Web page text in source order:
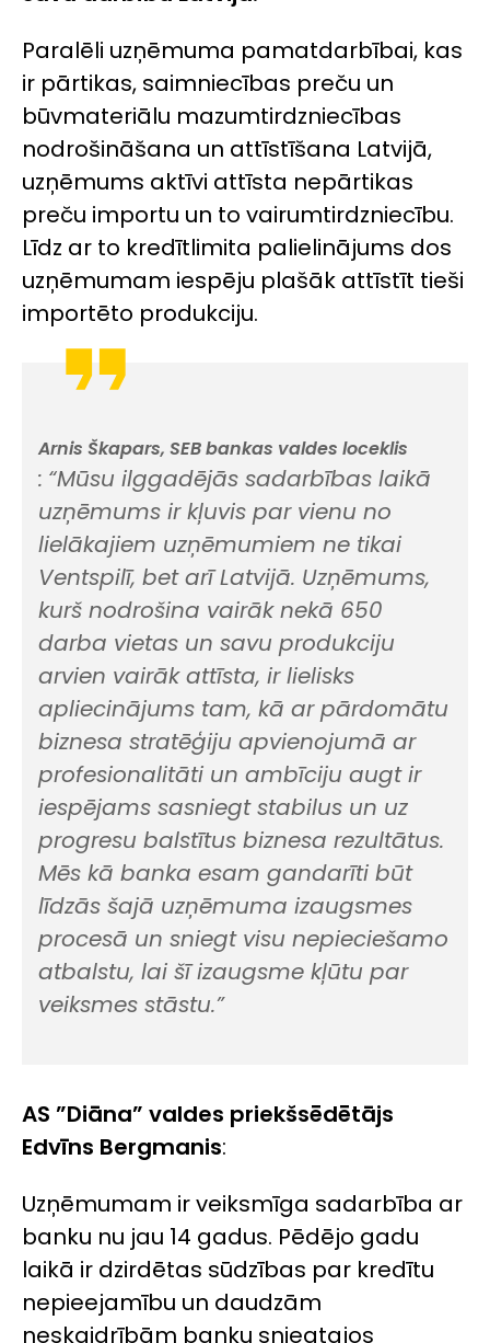
Paralēli uzņēmuma pamatdarbībai, kas
ir pārtikas, saimniecības preču un
būvmateriālu mazumtirdzniecības
nodrošināšana un attīstīšana Latvijā,
uzņēmums aktīvi attīsta nepārtikas
preču importu un to vairumtirdzniecību.
Līdz ar to kredītlimita palielinājums dos
uzņēmumam iespēju plašāk attīstīt tieši
importēto produkciju.
Arnis Škapars, SEB bankas valdes loceklis
: “Mūsu ilggadējās sadarbības laikā
uzņēmums ir kļuvis par vienu no
lielākajiem uzņēmumiem ne tikai
Ventspilī, bet arī Latvijā. Uzņēmums,
kurš nodrošina vairāk nekā 650
darba vietas un savu produkciju
arvien vairāk attīsta, ir lielisks
apliecinājums tam, kā ar pārdomātu
biznesa stratēģiju apvienojumā ar
profesionalitāti un ambīciju augt ir
iespējams sasniegt stabilus un uz
progresu balstītus biznesa rezultātus.
Mēs kā banka esam gandarīti būt
līdzās šajā uzņēmuma izaugsmes
procesā un sniegt visu nepieciešamo
atbalstu, lai šī izaugsme kļūtu par
veiksmes stāstu.”
AS ”Diāna” valdes priekšsēdētājs
Edvīns Bergmanis:
Uzņēmumam ir veiksmīga sadarbība ar
banku nu jau 14 gadus. Pēdējo gadu
laikā ir dzirdētas sūdzības par kredītu
nepieejamību un daudzām
neskaidrībām banku sniegtajos